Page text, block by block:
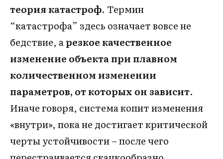
теория катастроф. Термин
“катастрофа” здесь означает вовсе не
бедствие, арезкое качественное
изменение объекта при плавном
количественном изменении
параметров, от которых он зависит.
Иначе говоря, система копит изменения
«внутри», пока не достигает критической
черты устойчивости – после чего